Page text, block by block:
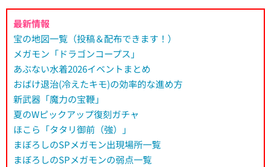
最新情報
宝の地図一覧（投稿＆配布できます！）
メガモン「ドラゴンコープス」
あぶない水着2026イベントまとめ
おばけ退治(冷えたキモ)の効率的な進め方
新武器「魔力の宝鞭」
夏のWピックアップ復刻ガチャ
ほこら「タタリ御前（強）」
まぼろしのSPメガモン出現場所一覧
まぼろしのSPメガモンの弱点一覧